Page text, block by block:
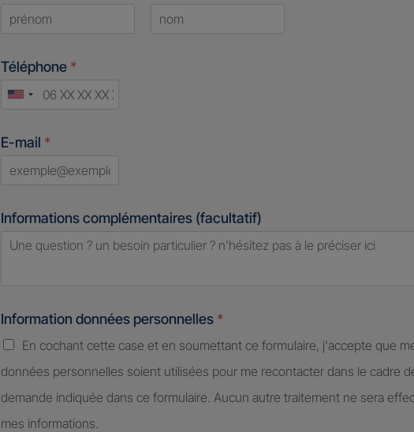
Téléphone *
United
E-mail *
Informations complémentaires (facultatif)
Information données personnelles *
En cochant cette case et en soumettant ce formulaire, j'accepte que
données personnelles soient utilisées pour me recontacter dans le cadre
demande indiquée dans ce formulaire. Aucun autre traitement ne sera
mes informations.